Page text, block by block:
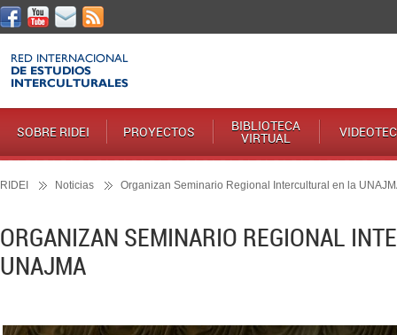
SOBRE RIDEI PROYECTOS BIBLIOTECA
VIRTUAL
RIDEI Noticias Organizan Seminario Regional Intercultural en la
ORGANIZAN SEMINARIO REGIONAL
UNAJMA